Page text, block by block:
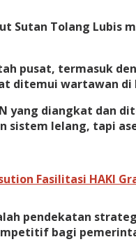
Sutan Tolang
pusat, termasuk
wartawan di
yang diangkat dan
lelang, tapi
Fasilitasi HAKI
pendekatan
bagi